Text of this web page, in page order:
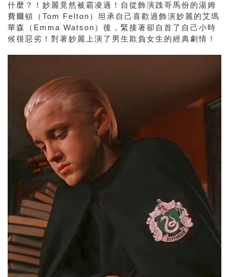
什麼？！妙麗竟然被霸凌過！自從飾演跩哥馬份的湯姆
費爾頓（Tom Felton）坦承自己喜歡過飾演妙麗的艾瑪
華森（Emma Watson）後，緊接著卻自首了自己小時
候很惡劣！對著妙麗上演了男生欺負女生的經典劇情！